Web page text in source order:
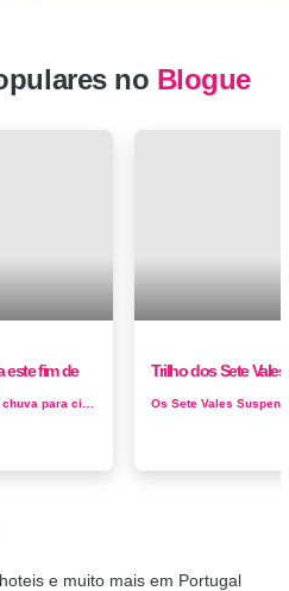
no Blogue
este fim de
Trilho dos Sete
e muito mais em Portugal